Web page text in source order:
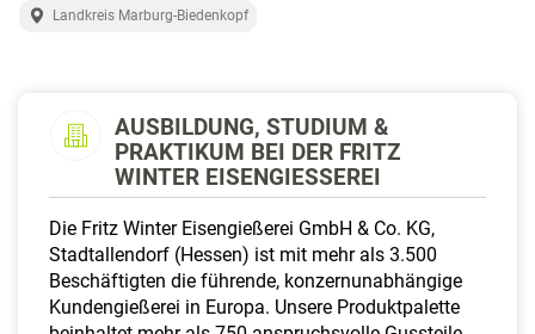
Landkreis Marburg-Biedenkopf
AUSBILDUNG, STUDIUM &
PRAKTIKUM BEI DER FRITZ
WINTER EISENGIESSEREI
Die Fritz Winter Eisengießerei GmbH & Co. KG,
Stadtallendorf (Hessen) ist mit mehr als 3.500
Beschäftigten die führende, konzernunabhängige
Kundengießerei in Europa. Unsere Produktpalette